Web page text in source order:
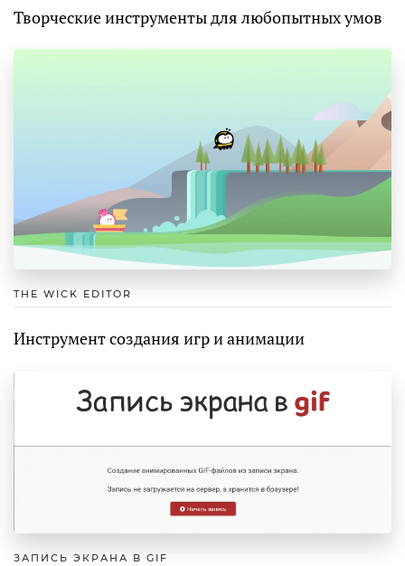
Творческие инструменты для любопытных умов
THE WICK EDITOR
Инструмент создания игр и анимации
ЗАПИСЬ ЭКРАНА В GIF